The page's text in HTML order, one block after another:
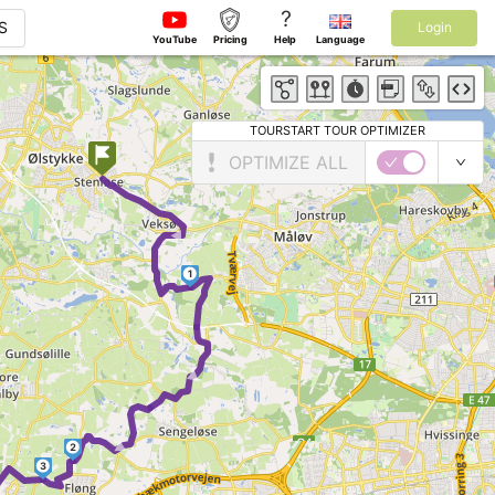
►
►
►
1
2
3
YouTube Pricing
?
Help Language
Login
TOURSTART TOUR OPTIMIZER
OPTIMIZE ALL